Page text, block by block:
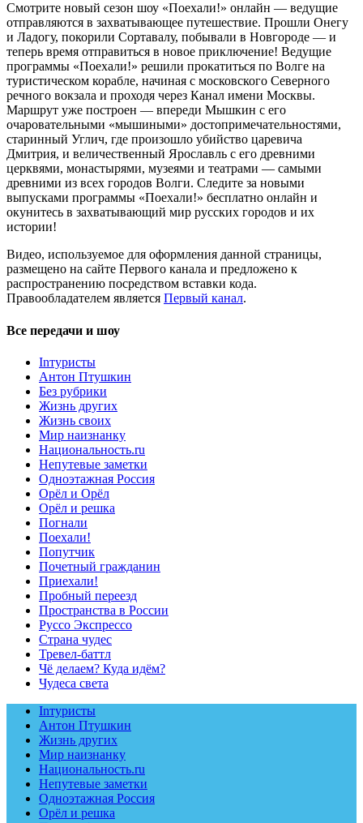
Смотрите новый сезон шоу «Поехали!» онлайн — ведущие
отправляются в захватывающее путешествие. Прошли Онегу
и Ладогу, покорили Сортавалу, побывали в Новгороде — и
теперь время отправиться в новое приключение! Ведущие
программы «Поехали!» решили прокатиться по Волге на
туристическом корабле, начиная с московского Северного
речного вокзала и проходя через Канал имени Москвы.
Маршрут уже построен — впереди Мышкин с его
очаровательными «мышиными» достопримечательностями,
старинный Углич, где произошло убийство царевича
Дмитрия, и величественный Ярославль с его древними
церквями, монастырями, музеями и театрами — самыми
древними из всех городов Волги. Следите за новыми
выпусками программы «Поехали!» бесплатно онлайн и
окунитесь в захватывающий мир русских городов и их
истории!
Видео, используемое для оформления данной страницы,
размещено на сайте Первого канала и предложено к
распространению посредством вставки кода.
Правообладателем является Первый канал.
Все передачи и шоу
Inтуристы
Антон Птушкин
Без рубрики
Жизнь других
Жизнь своих
Мир наизнанку
Национальность.ru
Непутевые заметки
Одноэтажная Россия
Орёл и Орёл
Орёл и решка
Погнали
Поехали!
Попутчик
Почетный гражданин
Приехали!
Пробный переезд
Пространства в России
Руссо Экспрессо
Страна чудес
Тревел-баттл
Чё делаем? Куда идём?
Чудеса света
Inтуристы
Антон Птушкин
Жизнь других
Мир наизнанку
Национальность.ru
Непутевые заметки
Одноэтажная Россия
Орёл и решка